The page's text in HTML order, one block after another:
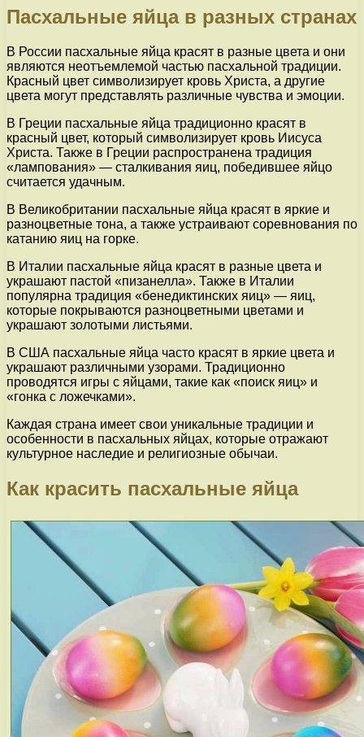
Пасхальные яйца в разных странах
В России пасхальные яйца красят в разные цвета и они
являются неотъемлемой частью пасхальной традиции.
Красный цвет символизирует кровь Христа, а другие
цвета могут представлять различные чувства и эмоции.
В Греции пасхальные яйца традиционно красят в
красный цвет, который символизирует кровь Иисуса
Христа. Также в Греции распространена традиция
«лампования» — сталкивания яиц, победившее яйцо
считается удачным.
В Великобритании пасхальные яйца красят в яркие и
разноцветные тона, а также устраивают соревнования по
катанию яиц на горке.
В Италии пасхальные яйца красят в разные цвета и
украшают пастой «пизанелла». Также в Италии
популярна традиция «бенедиктинских яиц» — яиц,
которые покрываются разноцветными цветами и
украшают золотыми листьями.
В США пасхальные яйца часто красят в яркие цвета и
украшают различными узорами. Традиционно
проводятся игры с яйцами, такие как «поиск яиц» и
«гонка с ложечками».
Каждая страна имеет свои уникальные традиции и
особенности в пасхальных яйцах, которые отражают
культурное наследие и религиозные обычаи.
Как красить пасхальные яйца